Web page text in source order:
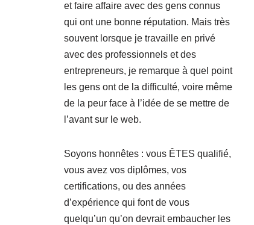
et faire affaire avec des gens connus
qui ont une bonne réputation. Mais très
souvent lorsque je travaille en privé
avec des professionnels et des
entrepreneurs, je remarque à quel point
les gens ont de la difficulté, voire même
de la peur face à l’idée de se mettre de
l’avant sur le web.
Soyons honnêtes : vous ÊTES qualifié,
vous avez vos diplômes, vos
certifications, ou des années
d’expérience qui font de vous
quelqu’un qu’on devrait embaucher les